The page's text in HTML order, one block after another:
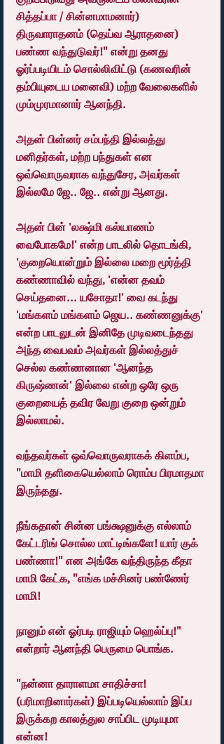
சித்தப்பா / சின்னமாமனார்)
திருவாராதனம் (தெய்வ ஆராதனை)
பண்ண வந்துடுவர்!" என்று தனது
ஓர்ப்படியிடம் சொல்லிவிட்டு (கணவரின்
தம்பியுடைய மனைவி) மற்ற வேலைகளில்
மும்முரமானார் ஆனந்தி.
அதன் பின்னர் சம்பந்தி இல்லத்து
மனிதர்கள், மற்ற பந்துகள் என
ஒவ்வொருவராக வந்துசேர, அவர்கள்
இல்லமே ஜே.. ஜே.. என்று ஆனது.
அதன் பின் 'லக்ஷ்மி கல்யாணம்
வைபோகமே!' என்ற பாடலில் தொடங்கி,
'குறையொன்றும் இல்லை மறை மூர்த்தி
கண்ணாவில் வந்து, 'என்ன தவம்
செய்தனை... யசோதா!' வை கடந்து
'மங்களம் மங்களம் ஜெய.. கண்ணனுக்கு'
என்ற பாடலுடன் இனிதே முடிவடைந்தது
அந்த வைபவம் அவர்கள் இல்லத்துச்
செல்ல கண்ணனான 'ஆனந்த
கிருஷ்ணன்' இல்லை என்ற ஒரே ஒரு
குறையைத் தவிர வேறு குறை ஒன்றும்
இல்லாமல்.
வந்தவர்கள் ஒவ்வொருவராகக் கிளம்ப,
"மாமி தளிகையெல்லாம் ரொம்ப பிரமாதமா
இருந்தது.
நீங்கதான் சின்ன பங்க்ஷனுக்கு எல்லாம்
கேட்டரிங் சொல்ல மாட்டிங்களே! யார் குக்
பண்ணா!" என அங்கே வந்திருந்த கீதா
மாமி கேட்க, "எங்க மச்சினர் பண்ணேர்
மாமி!
நானும் என் ஓர்படி ராஜியும் ஹெல்ப்பு!"
என்றார் ஆனந்தி பெருமை பொங்க.
"நன்னா தாராளமா சாதிச்சா!
(பரிமாறினார்கள்) இப்படியெல்லாம் இப்ப
இருக்கற காலத்துல சாப்பிட முடியுமா
என்ன!